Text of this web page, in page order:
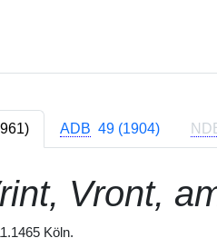
ADB 49 (1904)
Vront,
Köln.